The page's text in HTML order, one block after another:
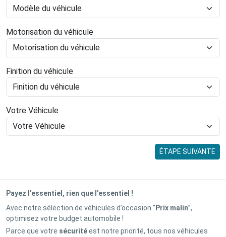
Motorisation du véhicule
Finition du véhicule
Votre Véhicule
ÉTAPE SUIVANTE
Payez l'essentiel, rien que l’essentiel !
Avec notre sélection de véhicules d’occasion “Prix malin”,
optimisez votre budget automobile !
Parce que votre sécuritéest notre priorité, tous nos véhicules